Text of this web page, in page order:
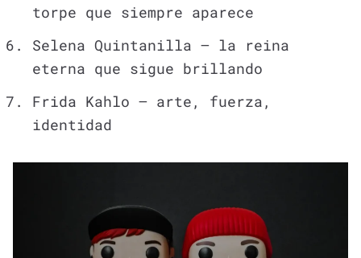
torpe que siempre aparece
Selena Quintanilla – la reina
eterna que sigue brillando
Frida Kahlo – arte, fuerza,
identidad